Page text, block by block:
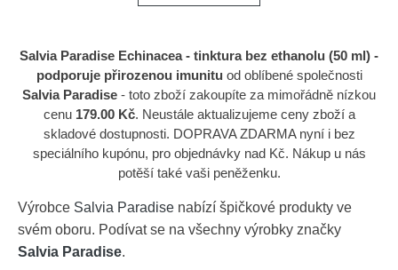
Salvia Paradise Echinacea - tinktura bez ethanolu (50 ml) -
podporuje přirozenou imunitu od oblíbené společnosti
Salvia Paradise - toto zboží zakoupíte za mimořádně nízkou
cenu 179.00 Kč. Neustále aktualizujeme ceny zboží a
skladové dostupnosti. DOPRAVA ZDARMA nyní i bez
speciálního kupónu, pro objednávky nad Kč. Nákup u nás
potěší také vaši peněženku.
Výrobce Salvia Paradise nabízí špičkové produkty ve
svém oboru. Podívat se na všechny výrobky značky
Salvia Paradise.